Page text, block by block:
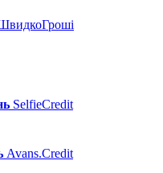
SelfieCredit
Avans.Credit